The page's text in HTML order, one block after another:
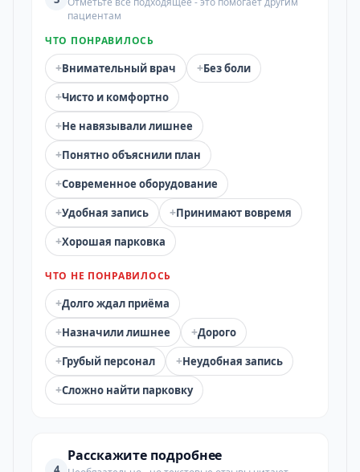
пациентам
ЧТО ПОНРАВИЛОСЬ
+Внимательный врач +Без боли
+Чисто и комфортно
+Не навязывали лишнее
+Понятно объяснили план
+Современное оборудование
+Удобная запись +Принимают вовремя
+Хорошая парковка
ЧТО НЕ ПОНРАВИЛОСЬ
+Долго ждал приёма
+Назначили лишнее +Дорого
+Грубый персонал +Неудобная запись
+Сложно найти парковку
Расскажите подробнее